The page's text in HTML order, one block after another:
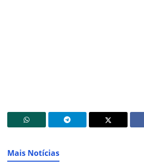
Mais Notícias